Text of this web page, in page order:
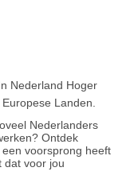
Nederland Hoger
Landen.
Nederlanders
Ontdek
voorsprong heeft
dat voor jou